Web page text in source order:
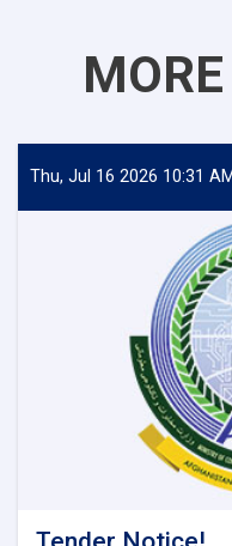
Thu, Jul 16 2026 10:31 AM